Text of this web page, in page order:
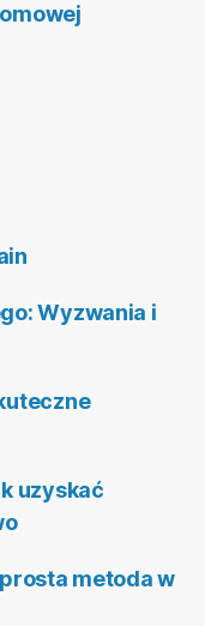
Wyzwania i
uzyskać
metoda w